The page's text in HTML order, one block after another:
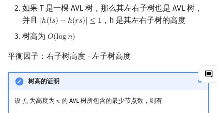
数学符号表
F.A.Q.
镜像站列表
致谢
技巧
出题
Notepad++
Dev-C++
编译器
WSL (Windows 10)
Special Judge
Testlib
Checker
高级数据类型
文件操作
pair
常量
Lambda 表达式
Pascal 转 C++ 急救
Python 速成
Java 速成
Java 进阶
贪心
排序
基数排序
归并排序
前缀和 & 差分
二分
迭代加深搜索
IDA*
回溯法
DAG 上的 DP
树形 DP
状压 DP
数位 DP
WQS 二分
字典树 (Trie)
前缀函数与 KMP 算法
Boyer–Moore 算法
Z 函数（扩展 KMP）
高精度计算
快速幂
置换和排列
弧度制与坐标系
筛法
裴蜀定理 & 一次不定方程
费马小定理 & 欧拉定理
Chirp Z 变换
多项式多点求值|快速插值
卡特兰数
贝尔数
行列式
线性基
Kinetic Tournament Tree
情况一：A 点树高不小于 C
点树高
情况二：A 点树高小于 C
点树高
其他操作
可持久化可并堆
树上问题 树链剖分
虚树
有向无环图
拓扑排序
最短路问题
Stoer–Wagner 算法
稳定匹配
三角剖分
凸包
扫描线
旋转卡壳
随机化
悬线法
有限状态自动机
计算理论基础
如果 T 是一棵 AVL 树，那么其左右子树也是 AVL 树，
并且 |ℎ(𝑙𝑠) − ℎ(𝑟𝑠)| ≤ 1
|h(ls) −h rs)|≤1
，h 是其左右子树的高度
树高为 𝑂(log𝑛)
O(logn)
平衡因子：右子树高度 - 左子树高度
树高的证明
设 𝑓𝑛
fn 为高度为𝑛
n的 AVL 树所包含的最少节点数，则有